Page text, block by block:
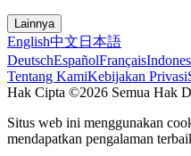
Lainnya
English中文 日本語
DeutschEspañolFrançais
Tentang KamiKebijakan Privasi
Hak Cipta ©2026 Semua Hak
Situs web ini menggunakan
mendapatkan pengalaman